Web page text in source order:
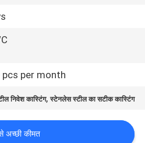
pcs per month
निवेश कास्टिंग,स्टेनलेस स्टील का सटीक कास्टिंग
अच्छी कीमत